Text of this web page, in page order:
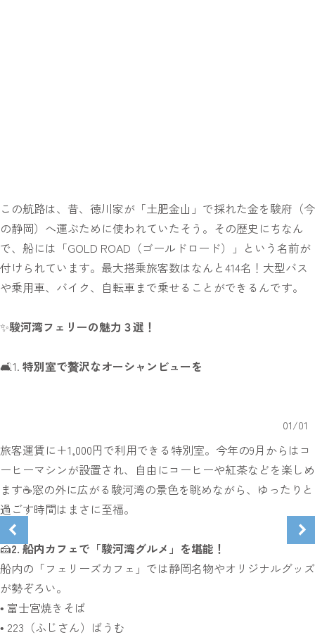
この航路は、昔、徳川家が「土肥金山」で採れた金を駿府（今
の静岡）へ運ぶために使われていたそう。その歴史にちなん
で、船には「GOLD ROAD（ゴールドロード）」という名前が
付けられています。最大搭乗旅客数はなんと414名！大型バス
や乗用車、バイク、自転車まで乗せることができるんです。
✨駿河湾フェリーの魅力３選！
🛋️1. 特別室で贅沢なオーシャンビューを
01/01
旅客運賃に＋1,000円で利用できる特別室。今年の9月からはコ
ーヒーマシンが設置され、自由にコーヒーや紅茶などを楽しめ
ます☕窓の外に広がる駿河湾の景色を眺めながら、ゆったりと
過ごす時間はまさに至福。
🍰2. 船内カフェで「駿河湾グルメ」を堪能！
船内の「フェリーズカフェ」では静岡名物やオリジナルグッズ
が勢ぞろい。
• 富士宮焼きそば
• 223（ふじさん）ばうむ